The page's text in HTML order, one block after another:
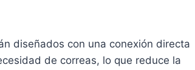
diseñados con una conexión directa
de correas, lo que reduce la